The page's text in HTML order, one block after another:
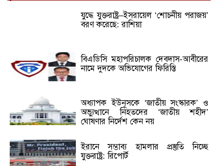
যুদ্ধে যুক্তরাষ্ট্র–ইসরায়েল ‘শোচনীয় পরাজয়’
বরণ করেছে: রাশিয়া
বিএডিসি মহাপরিচালক দেবদাস-আবীরের
নামে দুদকে অভিযোগের ফিরিস্তি
অধ্যাপক ইউনূসকে ‘জাতীয় সংস্কারক’ ও
অভ্যুত্থানে নিহতদের ‘জাতীয় শহীদ’
ঘোষণার নির্দেশ কেন নয়
ইরানে সম্ভাব্য হামলার প্রস্তুতি নিচ্ছে
যুক্তরাষ্ট্র: রিপোর্ট